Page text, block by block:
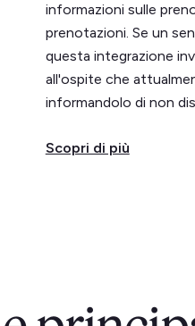
informazioni sulle
prenotazioni. Se un
questa integrazione
all'ospite che
informandolo di non
Scopri di più